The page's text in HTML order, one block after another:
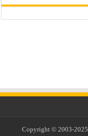
Copyright © 2003-2025